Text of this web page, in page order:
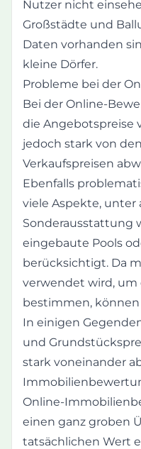
Nutzer nicht
Großstädte und
Daten vorhanden
kleine Dörfer.
Probleme bei der
Bei der Online-
die Angebotspreise
jedoch stark von
Verkaufspreisen
Ebenfalls
viele Aspekte, unter
Sonderausstattung
eingebaute Pools
berücksichtigt. Da
verwendet wird, um
bestimmen, können
In einigen
und
stark voneinander
Online-
einen ganz groben
tatsächlichen Wert